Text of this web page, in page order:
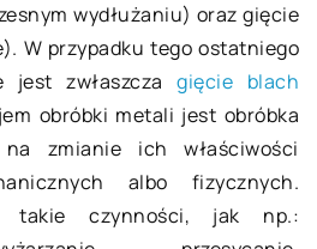
wydłużaniu) oraz gięcie
W przypadku tego ostatniego
jest zwłaszcza gięcie blach
obróbki metali jest obróbka
zmianie ich właściwości
albo fizycznych.
takie czynności, jak np.: